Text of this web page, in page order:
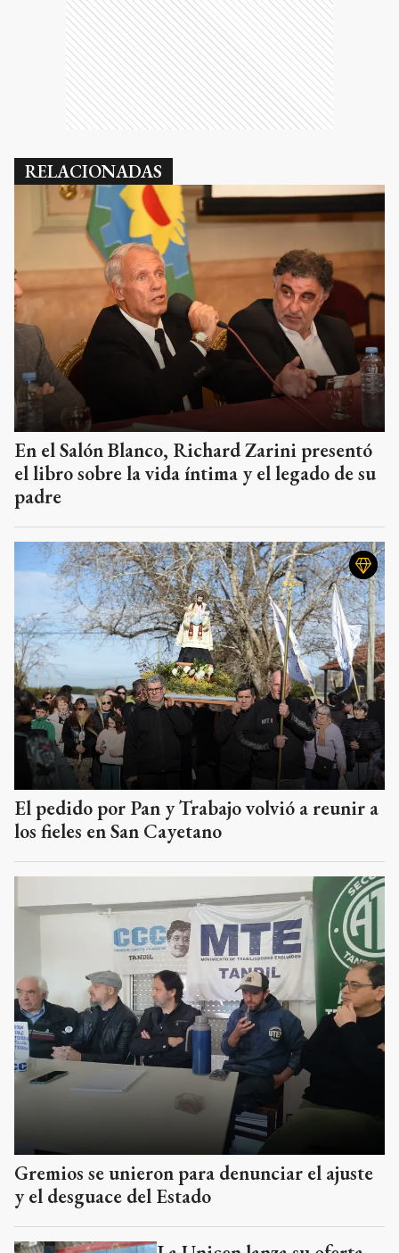
RELACIONADAS
En el Salón Blanco, Richard Zarini presentó
el libro sobre la vida íntima y el legado de su
padre
El pedido por Pan y Trabajo volvió a reunir a
los fieles en San Cayetano
Gremios se unieron para denunciar el ajuste
y el desguace del Estado